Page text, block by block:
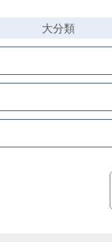
大分類